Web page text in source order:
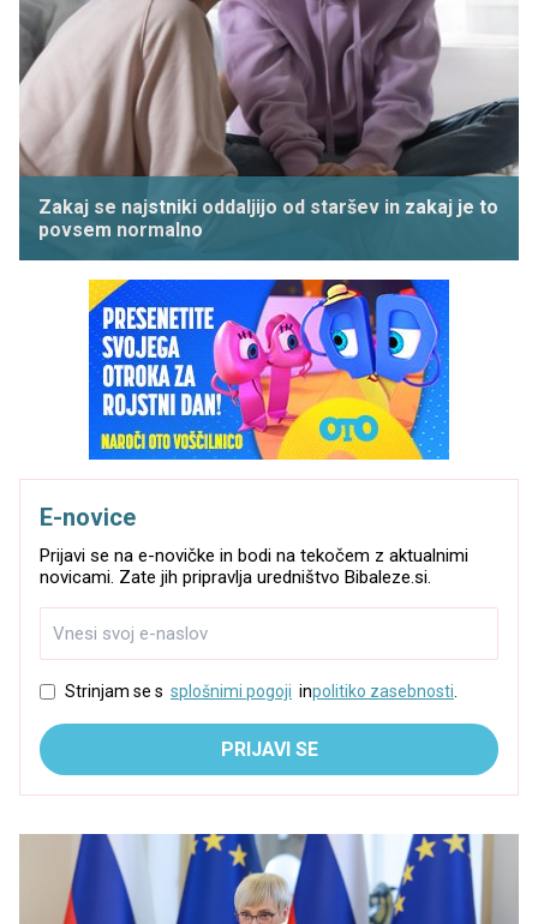
Zakaj se najstniki oddaljijo od staršev in zakaj je to
povsem normalno
E-novice
Prijavi se na e-novičke in bodi na tekočem z aktualnimi
novicami. Zate jih pripravlja uredništvo Bibaleze.si.
Strinjam se s splošnimi pogoji inpolitiko zasebnosti
PRIJAVI SE